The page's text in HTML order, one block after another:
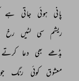
پانی ہوئی جاتی ہے
ریشم سی لٹیں رخ
بڈھے بھی دعا کرتے
معشوق
کوئی رنگ جو